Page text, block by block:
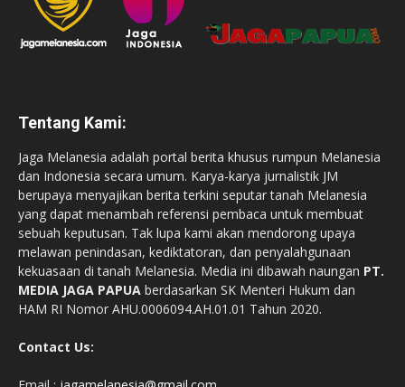
Tentang Kami:
Jaga Melanesia adalah portal berita khusus rumpun Melanesia
dan Indonesia secara umum. Karya-karya jurnalistik JM
berupaya menyajikan berita terkini seputar tanah Melanesia
yang dapat menambah referensi pembaca untuk membuat
sebuah keputusan. Tak lupa kami akan mendorong upaya
melawan penindasan, kediktatoran, dan penyalahgunaan
kekuasaan di tanah Melanesia. Media ini dibawah naungan PT.
MEDIA JAGA PAPUA berdasarkan SK Menteri Hukum dan
HAM RI Nomor AHU.0006094.AH.01.01 Tahun 2020.
Contact Us: